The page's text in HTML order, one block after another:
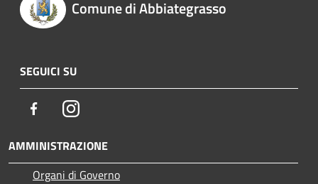
Comune di Abbiategrasso
SEGUICI SU
FacebookInstagram
AMMINISTRAZIONE
Organi di Governo